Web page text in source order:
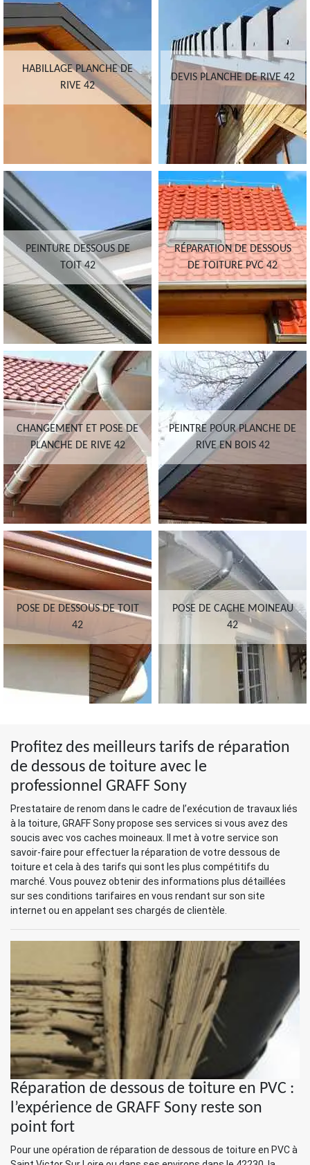
HABILLAGE PLANCHE DE
RIVE 42
DEVIS PLANCHE DE RIVE 42
PEINTURE DESSOUS DE
TOIT 42
RÉPARATION DE DESSOUS
DE TOITURE PVC 42
CHANGEMENT ET POSE DE
PLANCHE DE RIVE 42
PEINTRE POUR PLANCHE DE
RIVE EN BOIS 42
POSE DE DESSOUS DE TOIT
42
POSE DE CACHE MOINEAU
42
Profitez des meilleurs tarifs de réparation
de dessous de toiture avec le
professionnel GRAFF Sony
Prestataire de renom dans le cadre de l’exécution de travaux liés
à la toiture, GRAFF Sony propose ses services si vous avez des
soucis avec vos caches moineaux. Il met à votre service son
savoir-faire pour effectuer la réparation de votre dessous de
toiture et cela à des tarifs qui sont les plus compétitifs du
marché. Vous pouvez obtenir des informations plus détaillées
sur ses conditions tarifaires en vous rendant sur son site
internet ou en appelant ses chargés de clientèle.
Réparation de dessous de toiture en PVC :
l’expérience de GRAFF Sony reste son
point fort
Pour une opération de réparation de dessous de toiture en PVC à